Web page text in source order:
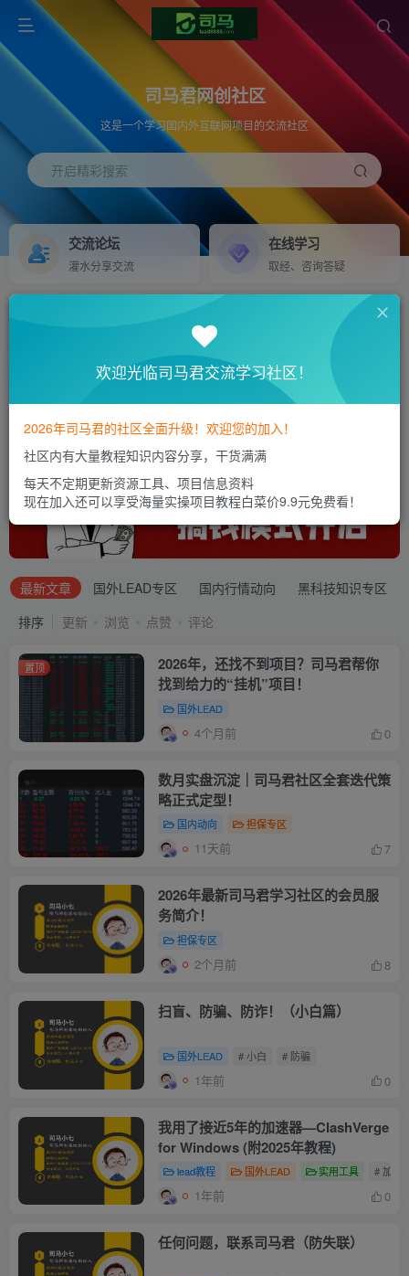
司马君网创社区
这是一个学习国内外互联网项目的交流社区
开启精彩搜索
交流论坛
灌水分享交流
在线学习
取经、咨询答疑
GO
全程陪跑担保指导
社区不定期更新资源工具，项目教程资料，实用知识技巧信息，干货满满！
2026年司马君交流社区全面升级！欢迎您的加入！
社区不定期更新资源工具，项目教程资料，实用知识技巧信息，干货满满！
2026年司马君交流社区全面升级！欢迎您的加入！
最新文章 国外LEAD专区 国内行情动向
黑科技知识专区
排序
更新 浏览 点赞 评论
置顶
2026年，还找不到项目？司马君帮你
找到给力的“挂机”项目！
国外LEAD
4个月前 0
数月实盘沉淀｜司马君社区全套迭代策
略正式定型！
国内动向 担保专区
11天前 7
2026年最新司马君学习社区的会员服
务简介！
担保专区
2个月前 8
扫盲、防骗、防诈！（小白篇）
国外LEAD # 小白 # 防骗
1年前 0
我用了接近5年的加速器—ClashVerge
for Windows (附2025年教程)
lead教程 国外LEAD 实用工具 # 加速
1年前 0
任何问题，联系司马君（防失联）
欢迎光临司马君交流学习社区！
2026年司马君的社区全面升级！欢迎您的加入！
社区内有大量教程知识内容分享，干货满满
每天不定期更新资源工具、项目信息资料
现在加入还可以享受海量实操项目教程白菜价9.9元免费看！